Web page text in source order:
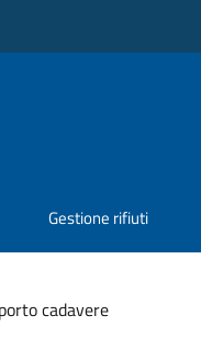
Gestione rifiuti
cadavere